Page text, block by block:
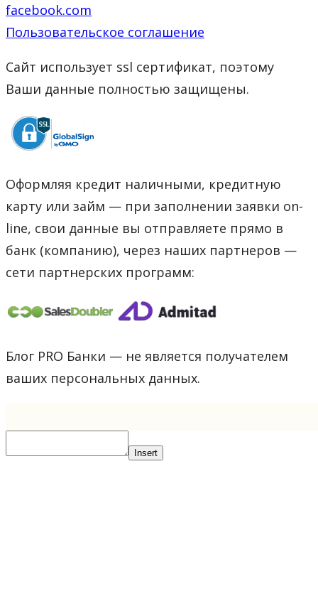
facebook.com
Пользовательское соглашение
Сайт использует ssl сертификат, поэтому
Ваши данные полностью защищены.
Оформляя кредит наличными, кредитную
карту или займ — при заполнении заявки on-
line, свои данные вы отправляете прямо в
банк (компанию), через наших партнеров —
сети партнерских программ:
Блог PRO Банки — не является получателем
ваших персональных данных.
Insert